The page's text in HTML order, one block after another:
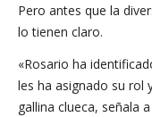
Pero antes que la
lo tienen claro.
«Rosario ha
les ha asignado su rol
gallina clueca, señala